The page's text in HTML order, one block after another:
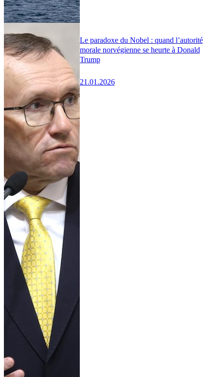
Le paradoxe du Nobel : quand l’autorité
morale norvégienne se heurte à Donald
Trump
21.01.2026